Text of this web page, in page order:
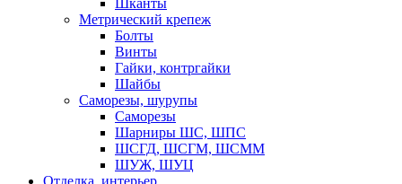
Метрический крепеж
Болты
Винты
Гайки, контргайки
Шайбы
Саморезы, шурупы
Саморезы
Шарниры ШС, ШПС
ШСГД, ШСГМ, ШСММ
ШУЖ, ШУЦ
Отделка, интерьер